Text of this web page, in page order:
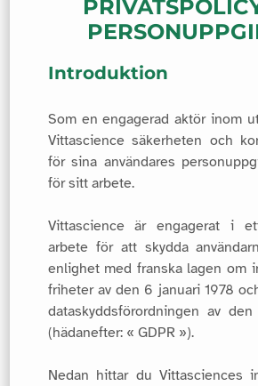
Introduktion
Som en engagerad aktör inom
Vittascience säkerheten och
för sina användares
för sitt arbete.
Vittascience är engagerat i
arbete för att skydda
enlighet med franska lagen om
friheter av den 6 januari 1978
dataskyddsförordningen av
(hädanefter: « GDPR »).
Nedan hittar du Vittasciences